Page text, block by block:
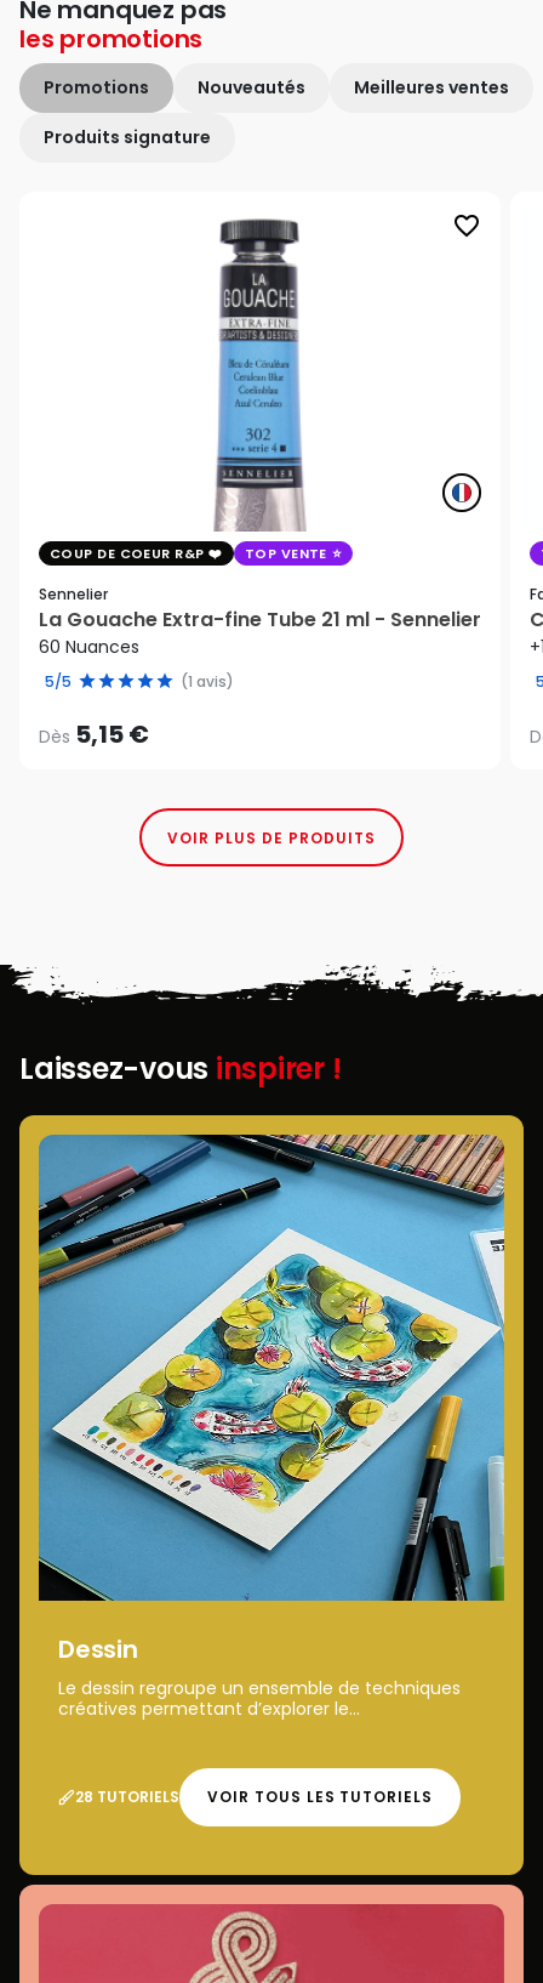
Ne manquez pas
les promotions
Promotions Nouveautés Meilleures ventes
Produits signature
favorite_border
COUP DE COEUR R&P TOP VENTE
Sennelier
La Gouache Extra-fine Tube 21 ml - Sennelier
60 Nuances
5/5 (1 avis)
Dès 5,15 €
VOIR PLUS DE PRODUITS
Laissez-vous inspirer !
Dessin
Le dessin regroupe un ensemble de techniques
créatives permettant d’explorer le...
28 TUTORIELS VOIR TOUS LES TUTORIELS